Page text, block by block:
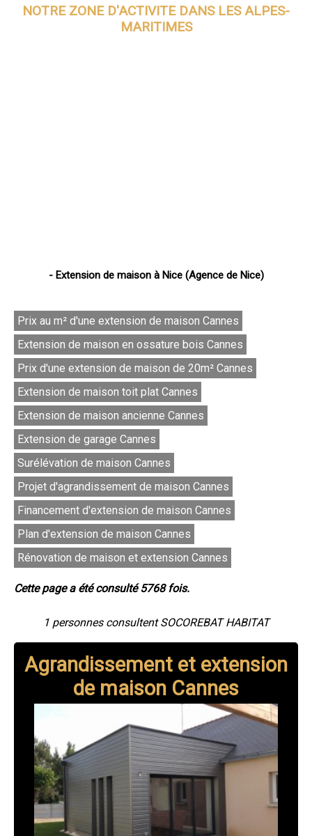
NOTRE ZONE D'ACTIVITE DANS LES ALPES-
MARITIMES
- Extension de maison à Nice (Agence de Nice)
Prix au m² d'une extension de maison Cannes
Extension de maison en ossature bois Cannes
Prix d'une extension de maison de 20m² Cannes
Extension de maison toit plat Cannes
Extension de maison ancienne Cannes
Extension de garage Cannes
Surélévation de maison Cannes
Projet d'agrandissement de maison Cannes
Financement d'extension de maison Cannes
Plan d'extension de maison Cannes
Rénovation de maison et extension Cannes
Cette page a été consulté 5768 fois.
1 personnes consultent SOCOREBAT HABITAT
Agrandissement et extension
de maison Cannes